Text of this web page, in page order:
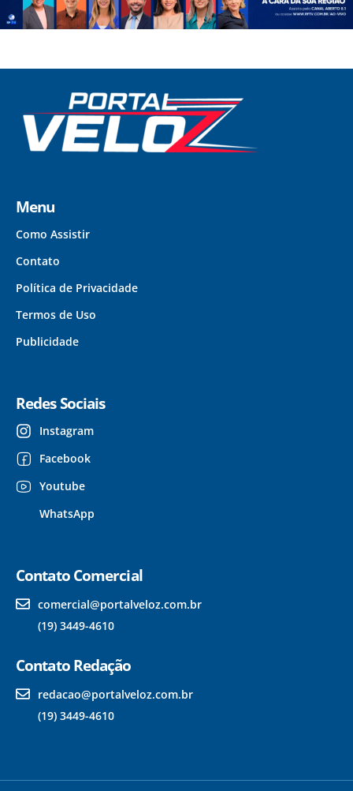
Menu
Como Assistir
Contato
Política de Privacidade
Termos de Uso
Publicidade
Redes Sociais
Instagram
Facebook
Youtube
WhatsApp
Contato Comercial
comercial@portalveloz.com.br
(19) 3449-4610
Contato Redação
redacao@portalveloz.com.br
(19) 3449-4610